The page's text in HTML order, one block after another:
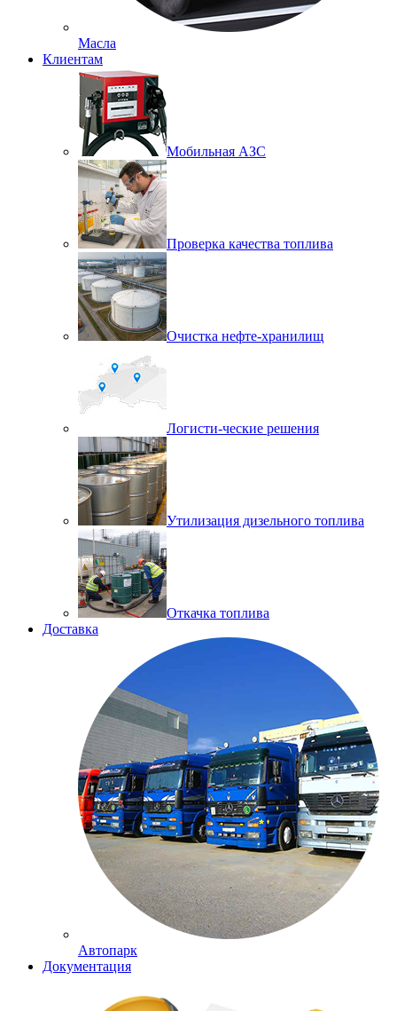
Масла
Клиентам
Мобильная АЗС
Проверка качества топлива
Очистка нефте-хранилищ
Логисти-ческие решения
Утилизация дизельного топлива
Откачка топлива
Доставка
Автопарк
Документация